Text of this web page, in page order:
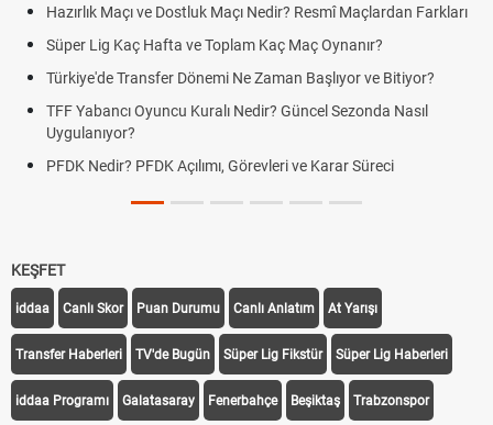
Hazırlık Maçı ve Dostluk Maçı Nedir? Resmî Maçlardan Farkları
Süper Lig Kaç Hafta ve Toplam Kaç Maç Oynanır?
Türkiye'de Transfer Dönemi Ne Zaman Başlıyor ve Bitiyor?
TFF Yabancı Oyuncu Kuralı Nedir? Güncel Sezonda Nasıl
Uygulanıyor?
PFDK Nedir? PFDK Açılımı, Görevleri ve Karar Süreci
KEŞFET
iddaa Canlı Skor Puan Durumu Canlı Anlatım At Yarışı
Transfer Haberleri TV'de Bugün Süper Lig Fikstür Süper Lig Haberleri
iddaa Programı Galatasaray Fenerbahçe Beşiktaş Trabzonspor